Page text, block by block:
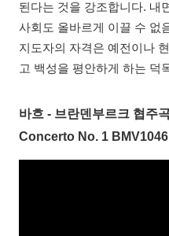
된다는 것을 강조합니다. 내
사회도 올바르게 이끌 수 없
지도자의 자격은 예전이나
고 백성을 평안하게 하는 덕
바흐 - 브란덴부르크 협주
Concerto No. 1 BMV1046